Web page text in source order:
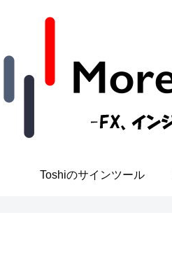
Toshiのサインツール